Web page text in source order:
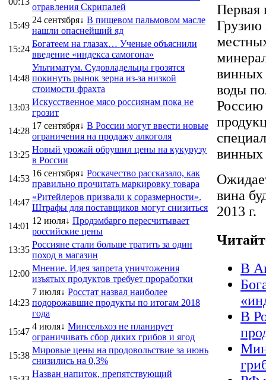
отравления Скрипалей
15:49
24 сентября↓ В пищевом пальмовом масле
нашли опаснейший яд
15:24
Богатеем на глазах… Ученые объяснили
введение «индекса самогона»
14:48
Ультиматум. Судовладельцы грозятся
покинуть рынок зерна из-за низкой
стоимости фрахта
13:03
Искусственное мясо россиянам пока не
грозит
14:28
17 сентября↓ В России могут ввести новые
ограничения на продажу алкоголя
13:25
Новый урожай обрушил цены на кукурузу
в России
14:53
16 сентября↓ Роскачество рассказало, как
правильно прочитать маркировку товара
14:47
«Ритейлеров призвали к соразмерности».
Штрафы для поставщиков могут снизиться
14:01
12 июля↓ Продэмбарго пересчитывает
российские цены
13:35
Россияне стали больше тратить за один
поход в магазин
12:00
Мнение. Идея запрета уничтожения
изъятых продуктов требует проработки
14:23
7 июля↓ Росстат назвал наиболее
подорожавшие продукты по итогам 2018
года
15:47
4 июля↓ Минсельхоз не планирует
ограничивать сбор диких грибов и ягод
15:38
Мировые цены на продовольствие за июнь
снизились на 0,3%
Назван напиток, препятствующий
Первая
Грузию
винных
воды
Россию
винных
вина
2013 г.
В
В